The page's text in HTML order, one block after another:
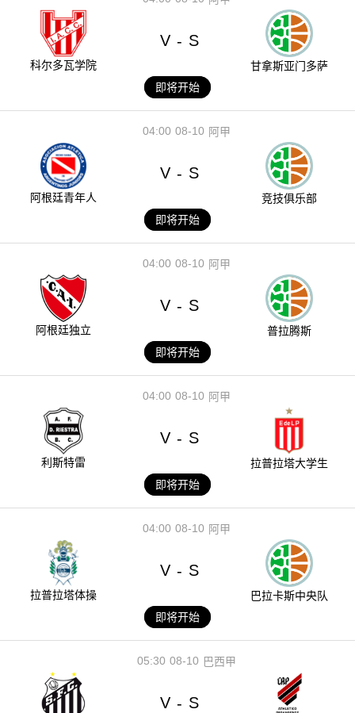
科尔多瓦学院
V - S
甘拿斯亚门多萨
即将开始
08-10
04:00 阿甲
阿根廷青年人
V - S
竞技俱乐部
即将开始
08-10
04:00 阿甲
阿根廷独立
V - S
普拉腾斯
即将开始
08-10
04:00 阿甲
利斯特雷
V - S
拉普拉塔大学生
即将开始
08-10
04:00 阿甲
拉普拉塔体操
V - S
巴拉卡斯中央队
即将开始
08-10
05:30 巴西甲
V - S